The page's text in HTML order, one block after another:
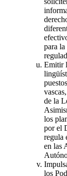
para
Emitir
de la
los
por el
regula
en las
los